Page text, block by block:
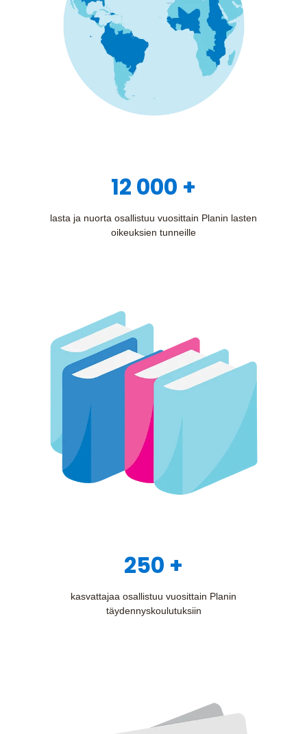
12 000 +
lasta ja nuorta osallistuu vuosittain Planin lasten
oikeuksien tunneille
250 +
kasvattajaa osallistuu vuosittain Planin
täydennyskoulutuksiin